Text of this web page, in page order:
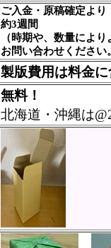
ご入金・原稿確定より
約3週間
（時期や、数量によ
お問い合わせください
製版費用は料金
無料！
北海道・沖縄は